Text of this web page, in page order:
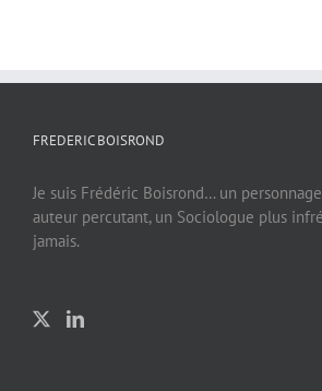
FREDERIC BOISROND
Je suis Frédéric Boisrond… un
auteur percutant, un Sociologue plus
jamais.